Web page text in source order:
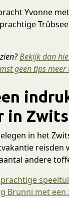
Yvonne
Bekijk dan
geen tips meer
in
in het
reisden
andere
Brunni met